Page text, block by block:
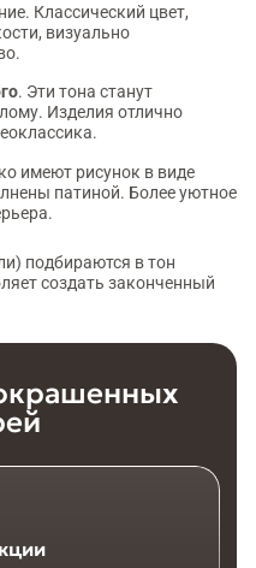
Классический цвет,
визуально
. Эти тона станут
Изделия отлично
имеют рисунок в виде
патиной. Более уютное
подбираются в тон
создать законченный